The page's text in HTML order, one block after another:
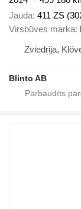
Jauda 411 ZS
Virsbūves marka
Zviedrija,
Blinto AB